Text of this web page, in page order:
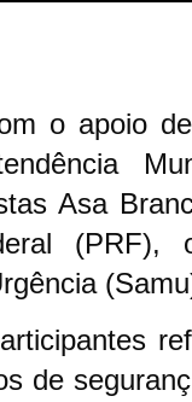
o apoio
Asa
de